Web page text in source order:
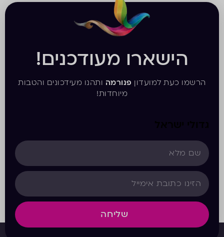
הישארו מעודכנים!
הרשמו כעת למועדון פנורמה ותהנו מעידכונים והטבות
מיוחדות!
גדולי ישראל
שליחה